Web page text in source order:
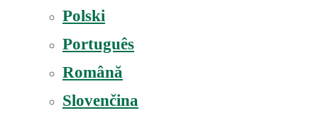
Polski
Português
Română
Slovenčina